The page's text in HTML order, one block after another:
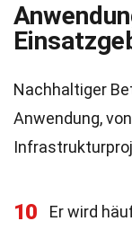
Nachhaltiger
Anwendung,
10
Er wird